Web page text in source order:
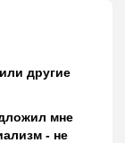
другие
мне
- не